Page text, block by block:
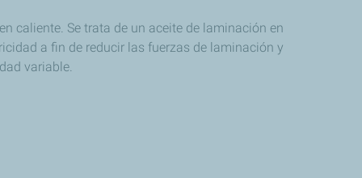
caliente. Se trata de un aceite de laminación en
a fin de reducir las fuerzas de laminación y
variable.